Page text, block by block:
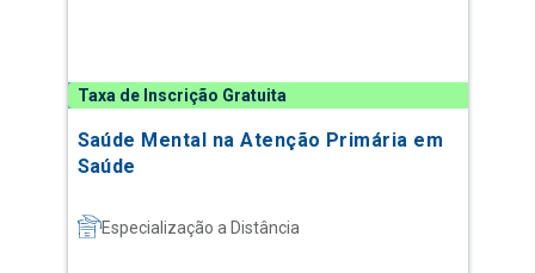
Taxa de Inscrição Gratuita
Saúde Mental na Atenção Primária em
Saúde
Especialização a Distância